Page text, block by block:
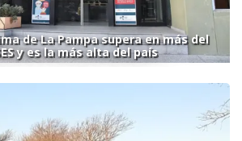
de La Pampa supera en más del
y es la más alta del país